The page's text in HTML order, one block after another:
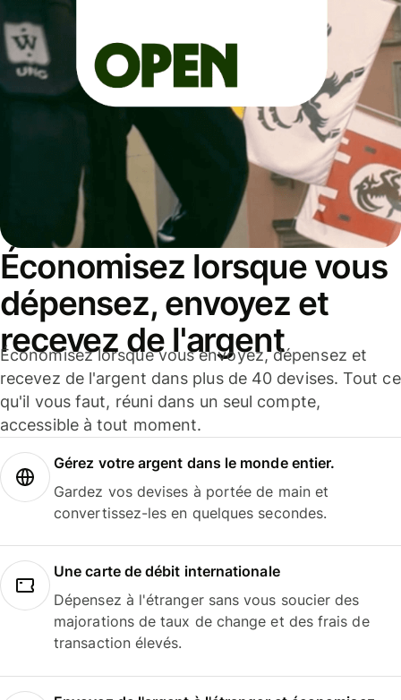
Économisez lorsque vous
dépensez, envoyez et
recevez de l'argent
Économisez lorsque vous envoyez, dépensez et
recevez de l'argent dans plus de 40 devises. Tout ce
qu'il vous faut, réuni dans un seul compte,
accessible à tout moment.
Gérez votre argent dans le monde entier.
Gardez vos devises à portée de main et
convertissez-les en quelques secondes.
Une carte de débit internationale
Dépensez à l'étranger sans vous soucier des
majorations de taux de change et des frais de
transaction élevés.